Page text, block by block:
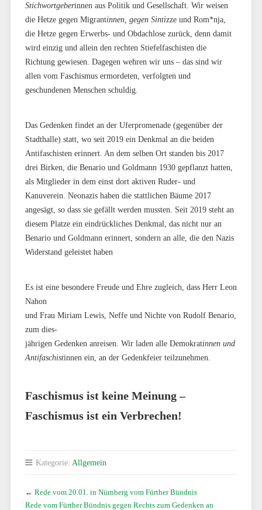
Stichwortgeberinnen aus Politik und Gesellschaft. Wir weisen
die Hetze gegen Migrantinnen, gegen Sintizze und Rom*nja,
die Hetze gegen Erwerbs- und Obdachlose zurück, denn damit
wird einzig und allein den rechten Stiefelfaschisten die
Richtung gewiesen. Dagegen wehren wir uns – das sind wir
allen vom Faschismus ermordeten, verfolgten und
geschundenen Menschen schuldig.
Das Gedenken findet an der Uferpromenade (gegenüber der
Stadthalle) statt, wo seit 2019 ein Denkmal an die beiden
Antifaschisten erinnert. An dem selben Ort standen bis 2017
drei Birken, die Benario und Goldmann 1930 gepflanzt hatten,
als Mitglieder in dem einst dort aktiven Ruder- und
Kanuverein. Neonazis haben die stattlichen Bäume 2017
angesägt, so dass sie gefällt werden mussten. Seit 2019 steht an
diesem Platze ein eindrückliches Denkmal, das nicht nur an
Benario und Goldmann erinnert, sondern an alle, die den Nazis
Widerstand geleistet haben
Es ist eine besondere Freude und Ehre zugleich, dass Herr Leon
Nahon
und Frau Miriam Lewis, Neffe und Nichte von Rudolf Benario,
zum dies-
jährigen Gedenken anreisen. Wir laden alle Demokratinnen und
Antifaschistinnen ein, an der Gedenkfeier teilzunehmen.
Faschismus ist keine Meinung –
Faschismus ist ein Verbrechen!
Kategorie: Allgemein
← Rede vom 20.01. in Nürnberg vom Fürther Bündnis
Rede vom Fürther Bündnis gegen Rechts zum Gedenken an